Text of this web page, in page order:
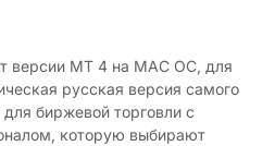
версии МТ 4 на MAC ОС, для
русская версия самого
биржевой торговли с
которую выбирают